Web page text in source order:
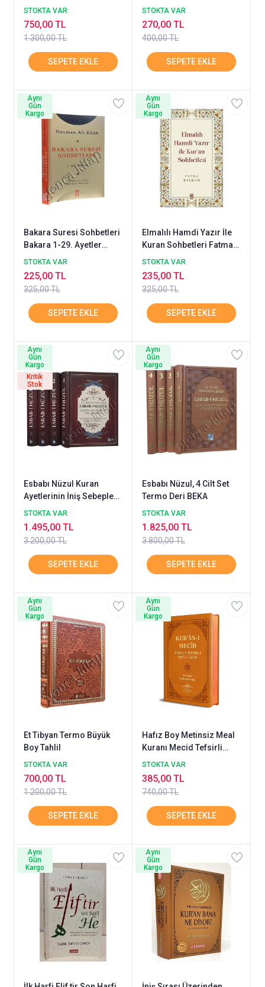
Fihristi, Recep Aykan
STOKTA VAR
1.300,00 TL
750,00 TL
Nouman Ali Khan
STOKTA VAR
400,00 TL
270,00 TL
Bakara Suresi Sohbetleri
Bakara 1-29. Ayetler
Nouman Ali Khan
STOKTA VAR
325,00 TL
225,00 TL
Aynı
Gün
Kargo
Elmalılı Hamdi Yazır İle
Kuran Sohbetleri Fatma
Bayram Timaş
STOKTA VAR
325,00 TL
235,00 TL
Aynı
Gün
Kargo
Esbabı Nüzul Kuran
Ayetlerinin İniş Sebepleri
4 CİLT 2. HAMUR BEKA
STOKTA VAR
3.200,00 TL
1.495,00 TL
Aynı
Gün
Kargo
Kritik
Stok
Esbabı Nüzul, 4 Cilt Set
Termo Deri BEKA
STOKTA VAR
3.800,00 TL
1.825,00 TL
Aynı
Gün
Kargo
Et Tibyan Termo Büyük
Boy Tahlil
STOKTA VAR
1.200,00 TL
700,00 TL
Aynı
Gün
Kargo
Hafız Boy Metinsiz Meal
Kuranı Mecid Tefsirli
Meali Alisi AHISKA
STOKTA VAR
740,00 TL
385,00 TL
Aynı
Gün
Kargo
Aynı
Gün
Kargo
Aynı
Gün
Kargo